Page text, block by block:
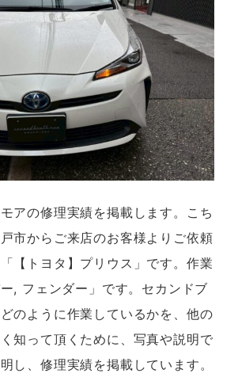
アの修理実績を掲載します。こち
市からご来店のお客様よりご依頼
【トヨタ】プリウス」です。作業
, フェンダー」です。セカンドブ
のように作業しているかを、他の
知って頂くために、写真や説明で
し、修理実績を掲載しています。